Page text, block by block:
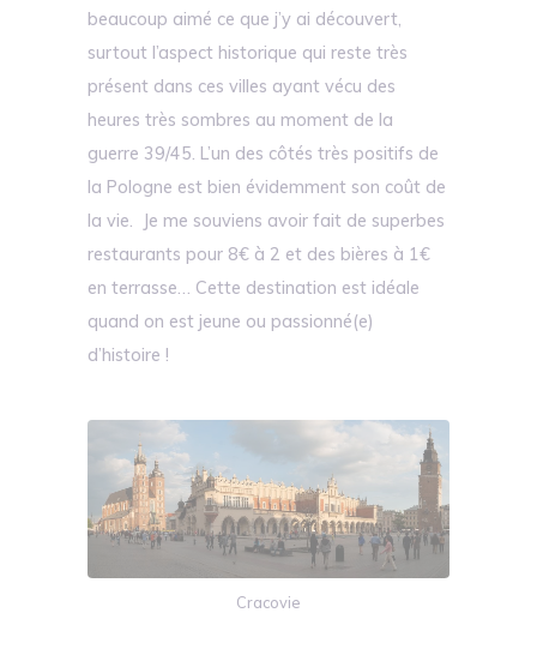
beaucoup aimé ce que j’y ai découvert,
surtout l’aspect historique qui reste très
présent dans ces villes ayant vécu des
heures très sombres au moment de la
guerre 39/45. L’un des côtés très positifs de
la Pologne est bien évidemment son coût de
la vie. Je me souviens avoir fait de superbes
restaurants pour 8€ à 2 et des bières à 1€
en terrasse… Cette destination est idéale
quand on est jeune ou passionné(e)
d’histoire !
Cracovie